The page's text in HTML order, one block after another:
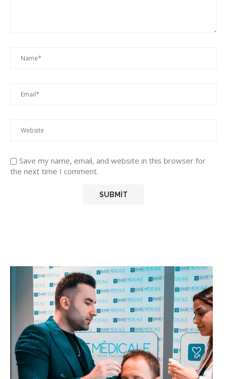
Save my name, email, and website in this browser for
the next time I comment.